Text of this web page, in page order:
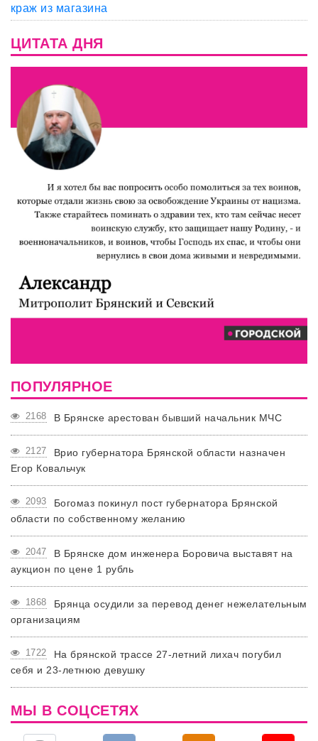
краж из магазина
ЦИТАТА ДНЯ
ПОПУЛЯРНОЕ
2168 В Брянске арестован бывший начальник МЧС
2127
Врио губернатора Брянской области назначен
Егор Ковальчук
2093
Богомаз покинул пост губернатора Брянской
области по собственному желанию
2047
В Брянске дом инженера Боровича выставят на
аукцион по цене 1 рубль
1868
Брянца осудили за перевод денег нежелательным
организациям
1722
На брянской трассе 27-летний лихач погубил
себя и 23-летнюю девушку
МЫ В СОЦСЕТЯХ